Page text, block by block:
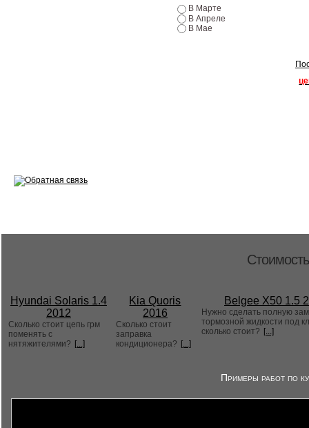
В Марте
В Апреле
В Мае
Hyundai Solaris 1.4
2012
Сколько стоит цепь грм
поменять с
нятяжителями? [...]
Kia Quoris
2016
Сколько стоит
заправка
кондиционера? [...]
Belgee X50 1.5
Нужно сделать полную
тормозной жидкости под
сколько стоит? [...]
Примеры работ по